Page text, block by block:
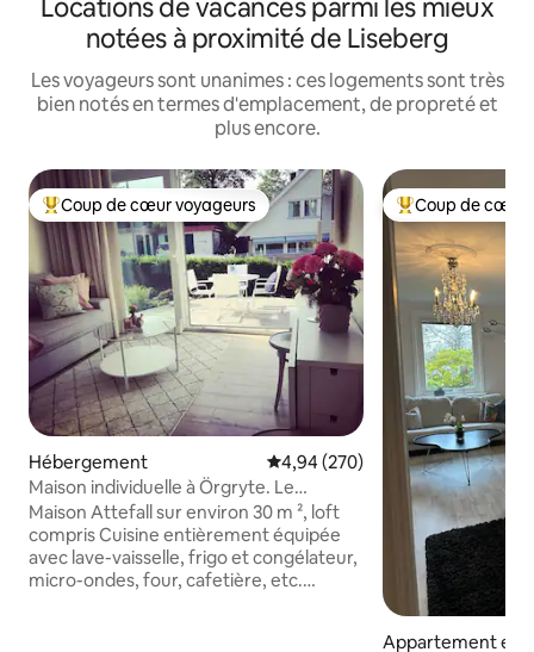
Locations de vacances parmi les mieux
notées à proximité de Liseberg
Les voyageurs sont unanimes : ces logements sont très
bien notés en termes d'emplacement, de propreté et
plus encore.
Coups de cœur voyageurs les plus appréciés
Coup de cœur voyageurs
Hébergement Évaluation moyenne sur la
4,94 (270)
Maison individuelle à Örgryte. Le
meilleur emplacement de Göteborg !
Maison Attefall sur environ 30 m ², loft
compris Cuisine entièrement équipée
avec lave-vaisselle, frigo et congélateur,
micro-ondes, four, cafetière, etc.
Coups de cœur
Coup de cœur
Appartement en